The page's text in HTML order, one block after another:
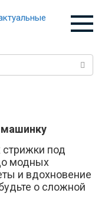
стрижки под
модных
и вдохновение
о сложной